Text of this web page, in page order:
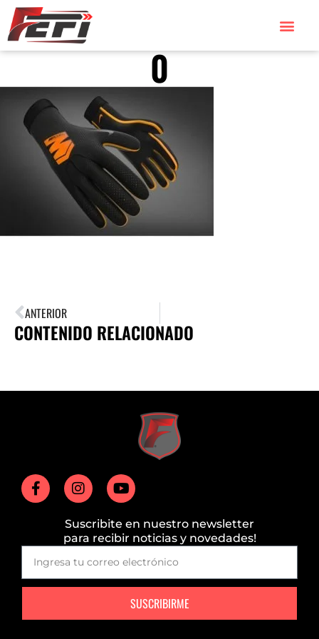
0
ANTERIOR
CONTENIDO RELACIONADO
Suscribite en nuestro newsletter
para recibir noticias y novedades!
SUSCRIBIRME